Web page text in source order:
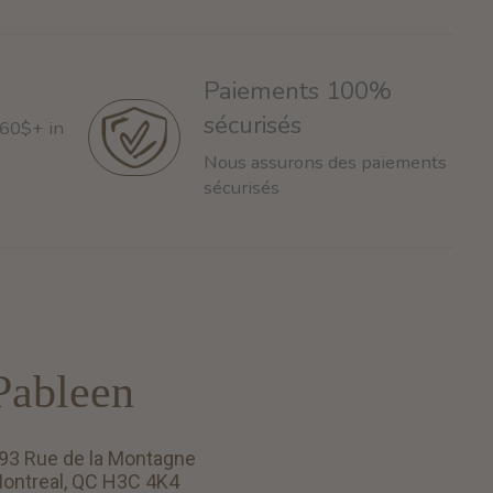
in
Paiements 100%
sécurisés
Nous assurons des paiements
sécurisés
Rue de la Montagne
QC H3C 4K4